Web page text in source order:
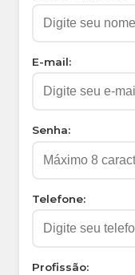
E-mail:
Senha:
Telefone:
Profissão: